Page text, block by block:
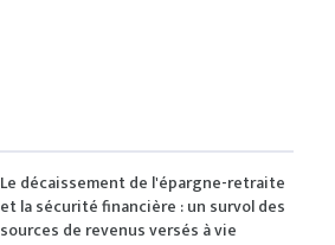
Le décaissement de l'épargne-retraite
et la sécurité financière : un survol des
sources de revenus versés à vie